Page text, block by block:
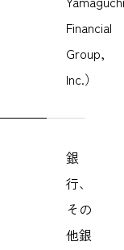
Financial
Group,
Inc.）
銀
行、
その
他銀